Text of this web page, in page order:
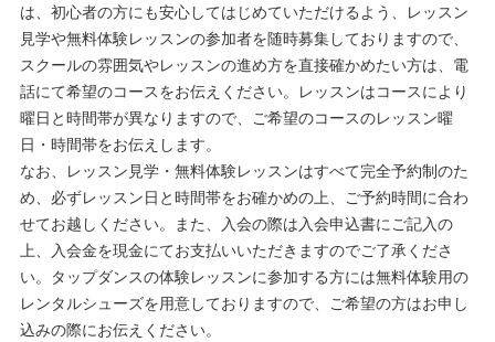
は、初心者の方にも安心してはじめていただけるよう、レッスン
見学や無料体験レッスンの参加者を随時募集しておりますので、
スクールの雰囲気やレッスンの進め方を直接確かめたい方は、電
話にて希望のコースをお伝えください。レッスンはコースにより
曜日と時間帯が異なりますので、ご希望のコースのレッスン曜
日・時間帯をお伝えします。
なお、レッスン見学・無料体験レッスンはすべて完全予約制のた
め、必ずレッスン日と時間帯をお確かめの上、ご予約時間に合わ
せてお越しください。また、入会の際は入会申込書にご記入の
上、入会金を現金にてお支払いいただきますのでご了承くださ
い。タップダンスの体験レッスンに参加する方には無料体験用の
レンタルシューズを用意しておりますので、ご希望の方はお申し
込みの際にお伝えください。